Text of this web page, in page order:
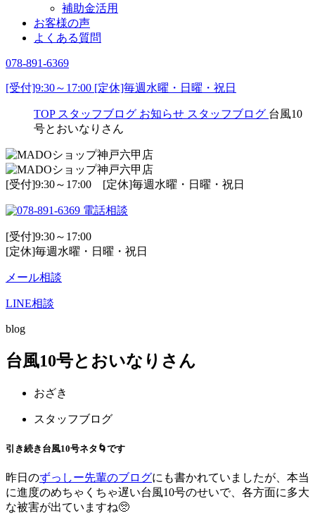
補助金活用
お客様の声
よくある質問
078-891-6369
[受付]9:30～17:00 [定休]毎週水曜・日曜・祝日
TOP スタッフブログ お知らせ スタッフブログ 台風10
号とおいなりさん
[受付]9:30～17:00 [定休]毎週水曜・日曜・祝日
電話相談
[受付]9:30～17:00
[定休]毎週水曜・日曜・祝日
メール相談
LINE相談
blog
台風10号とおいなりさん
おざき
スタッフブログ
引き続き台風10号ネタ🌀です
昨日のずっしー先輩のブログにも書かれていましたが、本当
に進度のめちゃくちゃ遅い台風10号のせいで、各方面に多大
な被害が出ていますね🥺